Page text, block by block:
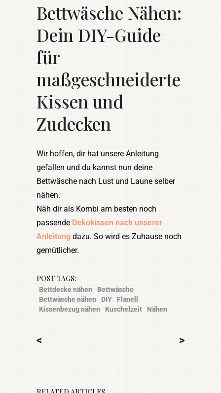
Bettwäsche Nähen:
Dein DIY-Guide
für
maßgeschneiderte
Kissen und
Zudecken
Wir hoffen, dir hat unsere Anleitung
gefallen und du kannst nun deine
Bettwäsche nach Lust und Laune selber
nähen.
Näh dir als Kombi am besten noch
passende Dekokissen nach unserer
Anleitung dazu. So wird es Zuhause noch
gemütlicher.
POST TAGS:
Bettdecke nähen
Bettwäsche
Bettwäsche nähen
DIY
Flanell
Kissenbezug nähen
Kuschelzeit Nähen
< >